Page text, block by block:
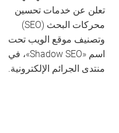
تعلن عن خدمات تحسين
محركات البحث (SEO)
وتصنيف موقع الويب تحت
اسم «Shadow SEO»، في
منتدى الجرائم الإلكترونية.